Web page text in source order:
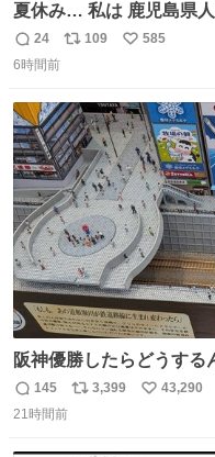
夏休み… 私は 鹿児島県人ですが 幼い頃は 夏休みになると
母の郷… 山梨へ遊びに行くのが
ヶ月近く泊まって … … 今の私は 医療従事者 お盆休み？ﾅﾆ
景 淡い記憶 そ
返
信
24
リ
ト
数
109
い
数
585
6時間前
阪神優勝したらどうす
返
信
145
リ
3,399
い
43,290
21時間前